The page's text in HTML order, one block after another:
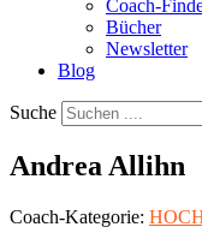
Coach-
Bücher
Newsletter
Blog
Suche
Andrea Allihn
Coach-Kategorie: